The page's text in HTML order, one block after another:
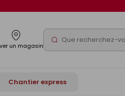
un magasin Rechercher
Chantier express